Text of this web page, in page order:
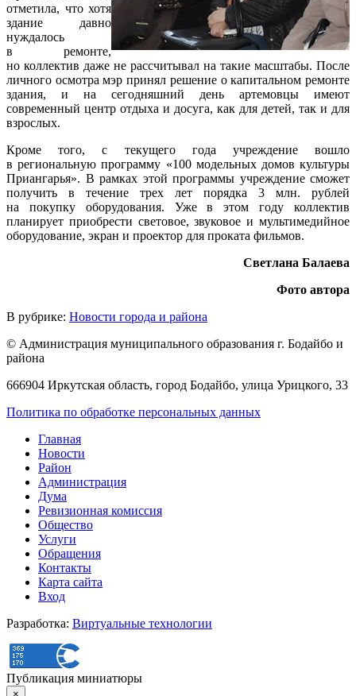
отметила, что хотя
здание давно
нуждалось
в ремонте,
но коллектив даже не рассчитывал на такие масштабы. После
личного осмотра мэр принял решение о капитальном ремонте
здания, и на сегодняшний день артемовцы имеют
современный центр отдыха и досуга, как для детей, так и для
взрослых.
Кроме того, с текущего года учреждение вошло
в региональную программу «100 модельных домов культуры
Приангарья». В рамках этой программы учреждение сможет
получить в течение трех лет порядка 3 млн. рублей
на покупку оборудования. Уже в этом году коллектив
планирует приобрести световое, звуковое и мультимедийное
оборудование, экран и проектор для проката фильмов.
Светлана Балаева
Фото автора
В рубрике: Новости города и района
© Администрация муниципального образования г. Бодайбо и
района
666904 Иркутская область, город Бодайбо, улица Урицкого, 33
Политика по обработке персональных данных
Главная
Новости
Район
Администрация
Дума
Ревизионная комиссия
Общество
Услуги
Обращения
Контакты
Карта сайта
Вход
Разработка: Виртуальные технологии
Публикация миниатюры